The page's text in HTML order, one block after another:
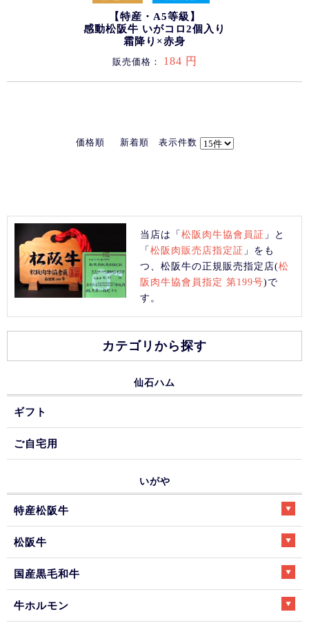
【特産・A5等級】
感動松阪牛 いがコロ2個入り
霜降り×赤身
販売価格： 184 円
価格順 新着順 表示件数
当店は「松阪肉牛協會員証 」と
「松阪肉販売店指定証 」をも
つ、松阪牛の正規販売指定店(松
阪肉牛協會員指定 第199号)で
す。
カテゴリから探す
仙石ハム
ギフト
ご自宅用
いがや
特産松阪牛
松阪牛
国産黒毛和牛
牛ホルモン